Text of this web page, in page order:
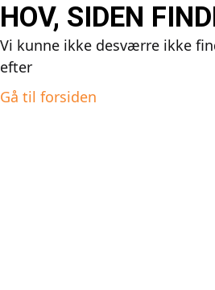
HOV, SIDEN
Vi kunne ikke desværre ikke
efter
Gå til forsiden